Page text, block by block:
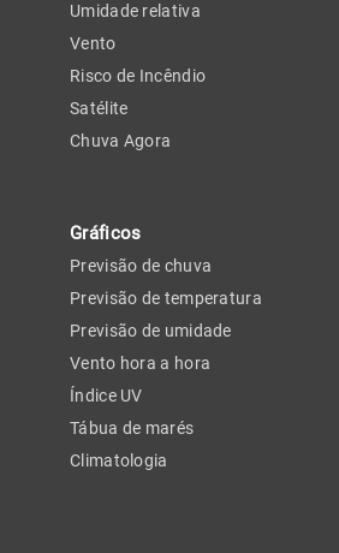
Umidade relativa
Vento
Risco de Incêndio
Satélite
Chuva Agora
Gráficos
Previsão de chuva
Previsão de temperatura
Previsão de umidade
Vento hora a hora
Índice UV
Tábua de marés
Climatologia